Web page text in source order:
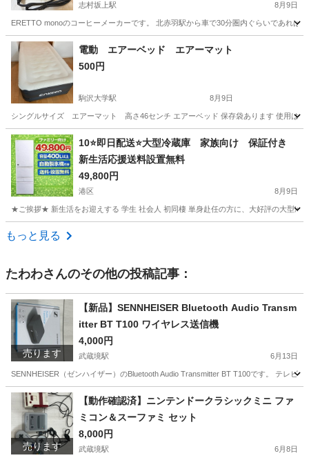
志村坂上駅 8月9日
ERETTO monoのコーヒーメーカーです。 北赤羽駅から車で30分圏内ぐらいであれ
東京 板橋区 志村坂上駅 キッチン家電
電動 エアーベッド エアーマット
500円
駒沢大学駅 8月9日
シングルサイズ エアーマット 高さ46センチ エアーベッド 保存袋あります 使用は5
東京 世田谷区 駒沢大学駅 生活家電
10⭐️即日配送⭐️大型冷蔵庫 家族向け 保証付き
新生活応援送料設置無料
49,800円
港区 8月9日
★ご挨拶★ 新生活をお迎えする 学生 社会人 初同棲 単身赴任の方に、大好評の大型冷
東京 港区
もっと見る
たわわさんのその他の投稿記事：
売ります
【新品】SENNHEISER Bluetooth Audio Transm
itter BT T100 ワイヤレス送信機
4,000円
武蔵境駅 6月13日
SENNHEISER（ゼンハイザー）のBluetooth Audio Transmitter BT T100です。 テレビ
東京 武蔵野市 武蔵境駅 Bluetooth
売ります
【動作確認済】ニンテンドークラシックミニ ファ
ミコン＆スーファミ セット
8,000円
武蔵境駅 6月8日